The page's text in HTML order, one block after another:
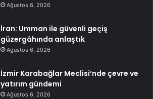
Ağustos 6, 2026
İran: Umman ile güvenli geçiş
güzergâhında anlaştık
Ağustos 6, 2026
İzmir Karabağlar Meclisi’nde çevre ve
yatırım gündemi
Ağustos 6, 2026